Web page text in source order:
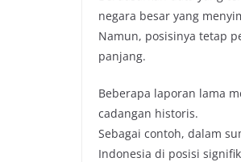
negara besar yang
Namun, posisinya tetap
panjang.
Beberapa laporan lama
cadangan historis.
Sebagai contoh, dalam
Indonesia di posisi